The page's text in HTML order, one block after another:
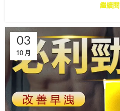
繼續
03
10 月